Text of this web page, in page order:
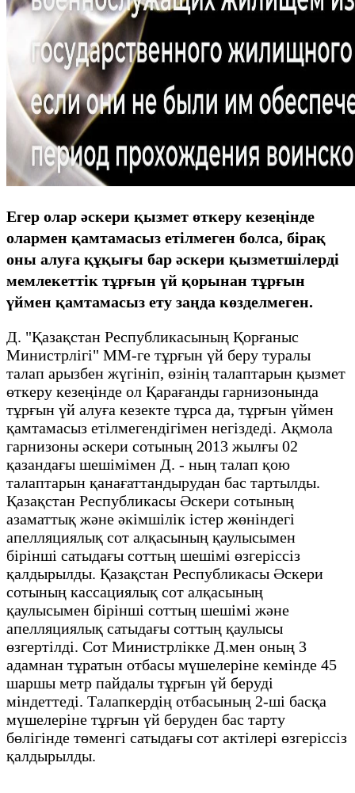
Егер олар әскери қызмет өткеру кезеңінде
олармен қамтамасыз етілмеген болса, бірақ
оны алуға құқығы бар әскери қызметшілерді
мемлекеттік тұрғын үй қорынан тұрғын
үймен қамтамасыз ету заңда көзделмеген.
Д. "Қазақстан Республикасының Қорғаныс
Министрлігі" ММ-ге тұрғын үй беру туралы
талап арызбен жүгініп, өзінің талаптарын қызмет
өткеру кезеңінде ол Қарағанды гарнизонында
тұрғын үй алуға кезекте тұрса да, тұрғын үймен
қамтамасыз етілмегендігімен негіздеді. Ақмола
гарнизоны әскери сотының 2013 жылғы 02
қазандағы шешімімен Д. - ның талап қою
талаптарын қанағаттандырудан бас тартылды.
Қазақстан Республикасы Әскери сотының
азаматтық және әкімшілік істер жөніндегі
апелляциялық сот алқасының қаулысымен
бірінші сатыдағы соттың шешімі өзгеріссіз
қалдырылды. Қазақстан Республикасы Әскери
сотының кассациялық сот алқасының
қаулысымен бірінші соттың шешімі және
апелляциялық сатыдағы соттың қаулысы
өзгертілді. Сот Министрлікке Д.мен оның 3
адамнан тұратын отбасы мүшелеріне кемінде 45
шаршы метр пайдалы тұрғын үй беруді
міндеттеді. Талапкердің отбасының 2-ші басқа
мүшелеріне тұрғын үй беруден бас тарту
бөлігінде төменгі сатыдағы сот актілері өзгеріссіз
қалдырылды.